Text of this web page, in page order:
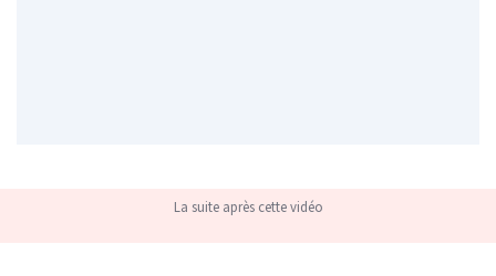
La suite après cette vidéo